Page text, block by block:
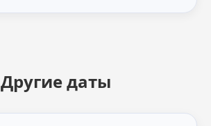
Другие даты